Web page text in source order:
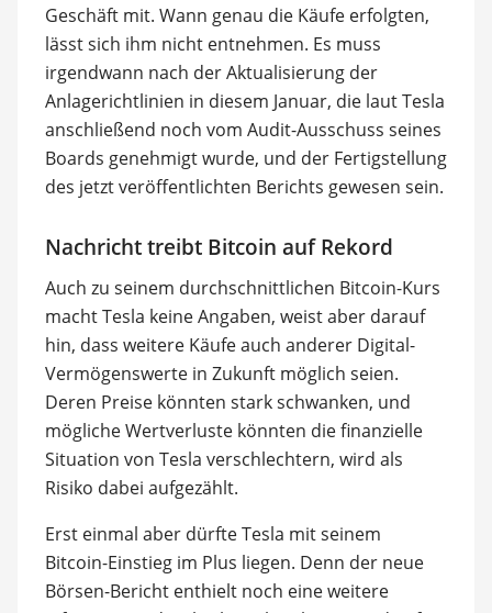
Geschäft mit. Wann genau die Käufe erfolgten,
lässt sich ihm nicht entnehmen. Es muss
irgendwann nach der Aktualisierung der
Anlagerichtlinien in diesem Januar, die laut Tesla
anschließend noch vom Audit-Ausschuss seines
Boards genehmigt wurde, und der Fertigstellung
des jetzt veröffentlichten Berichts gewesen sein.
Nachricht treibt Bitcoin auf Rekord
Auch zu seinem durchschnittlichen Bitcoin-Kurs
macht Tesla keine Angaben, weist aber darauf
hin, dass weitere Käufe auch anderer Digital-
Vermögenswerte in Zukunft möglich seien.
Deren Preise könnten stark schwanken, und
mögliche Wertverluste könnten die finanzielle
Situation von Tesla verschlechtern, wird als
Risiko dabei aufgezählt.
Erst einmal aber dürfte Tesla mit seinem
Bitcoin-Einstieg im Plus liegen. Denn der neue
Börsen-Bericht enthielt noch eine weitere